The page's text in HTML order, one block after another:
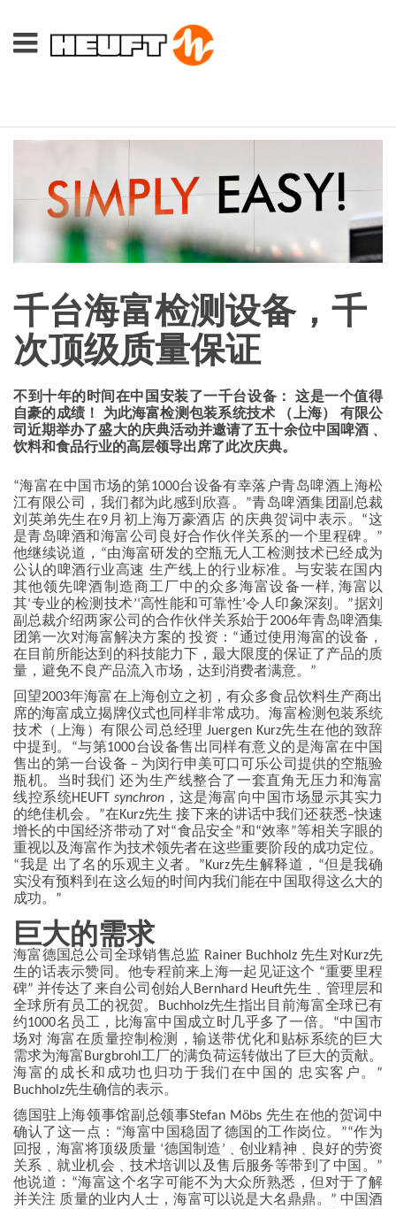
千台海富检测设备，千
次顶级质量保证
不到十年的时间在中国安装了一千台设备： 这是一个值得
自豪的成绩！ 为此海富检测包装系统技术 （上海） 有限公
司近期举办了盛大的庆典活动并邀请了五十余位中国啤酒﹑
饮料和食品行业的高层领导出席了此次庆典。
“海富在中国市场的第1000台设备有幸落户青岛啤酒上海松
江有限公司，我们都为此感到欣喜。”青岛啤酒集团副总裁
刘英弟先生在9月初上海万豪酒店 的庆典贺词中表示。“这
是青岛啤酒和海富公司良好合作伙伴关系的一个里程碑。”
他继续说道，“由海富研发的空瓶无人工检测技术已经成为
公认的啤酒行业高速 生产线上的行业标准。与安装在国内
其他领先啤酒制造商工厂中的众多海富设备一样, 海富以
其‘专业的检测技术’‘高性能和可靠性’令人印象深刻。”据刘
副总裁介绍两家公司的合作伙伴关系始于2006年青岛啤酒集
团第一次对海富解决方案的 投资：“通过使用海富的设备，
在目前所能达到的科技能力下，最大限度的保证了产品的质
量，避免不良产品流入市场，达到消费者满意。”
回望2003年海富在上海创立之初，有众多食品饮料生产商出
席的海富成立揭牌仪式也同样非常成功。海富检测包装系统
技术（上海）有限公司总经理 Juergen Kurz先生在他的致辞
中提到。“与第1000台设备售出同样有意义的是海富在中国
售出的第一台设备－为闵行申美可口可乐公司提供的空瓶验
瓶机。当时我们 还为生产线整合了一套直角无压力和海富
线控系统HEUFT synchron，这是海富向中国市场显示其实力
的绝佳机会。”在Kurz先生 接下来的讲话中我们还获悉–快速
增长的中国经济带动了对“食品安全”和“效率”等相关字眼的
重视以及海富作为技术领先者在这些重要阶段的成功定位。
“我是 出了名的乐观主义者。”Kurz先生解释道，“但是我确
实没有预料到在这么短的时间内我们能在中国取得这么大的
成功。”
巨大的需求
海富德国总公司全球销售总监 Rainer Buchholz 先生对Kurz先
生的话表示赞同。他专程前来上海一起见证这个 “重要里程
碑” 并传达了来自公司创始人Bernhard Heuft先生﹑管理层和
全球所有员工的祝贺。Buchholz先生指出目前海富全球已有
约1000名员工，比海富中国成立时几乎多了一倍。“中国市
场对 海富在质量控制检测，输送带优化和贴标系统的巨大
需求为海富Burgbrohl工厂的满负荷运转做出了巨大的贡献。
海富的成长和成功也归功于我们在中国的 忠实客户。”
Buchholz先生确信的表示。
德国驻上海领事馆副总领事Stefan Möbs 先生在他的贺词中
确认了这一点：“海富中国稳固了德国的工作岗位。”“作为
回报，海富将顶级质量 ‘德国制造’﹑创业精神﹑良好的劳资
关系﹑就业机会﹑技术培训以及售后服务等带到了中国。”
他说道：“海富这个名字可能不为大众所熟悉，但对于了解
并关注 质量的业内人士，海富可以说是大名鼎鼎。” 中国酒